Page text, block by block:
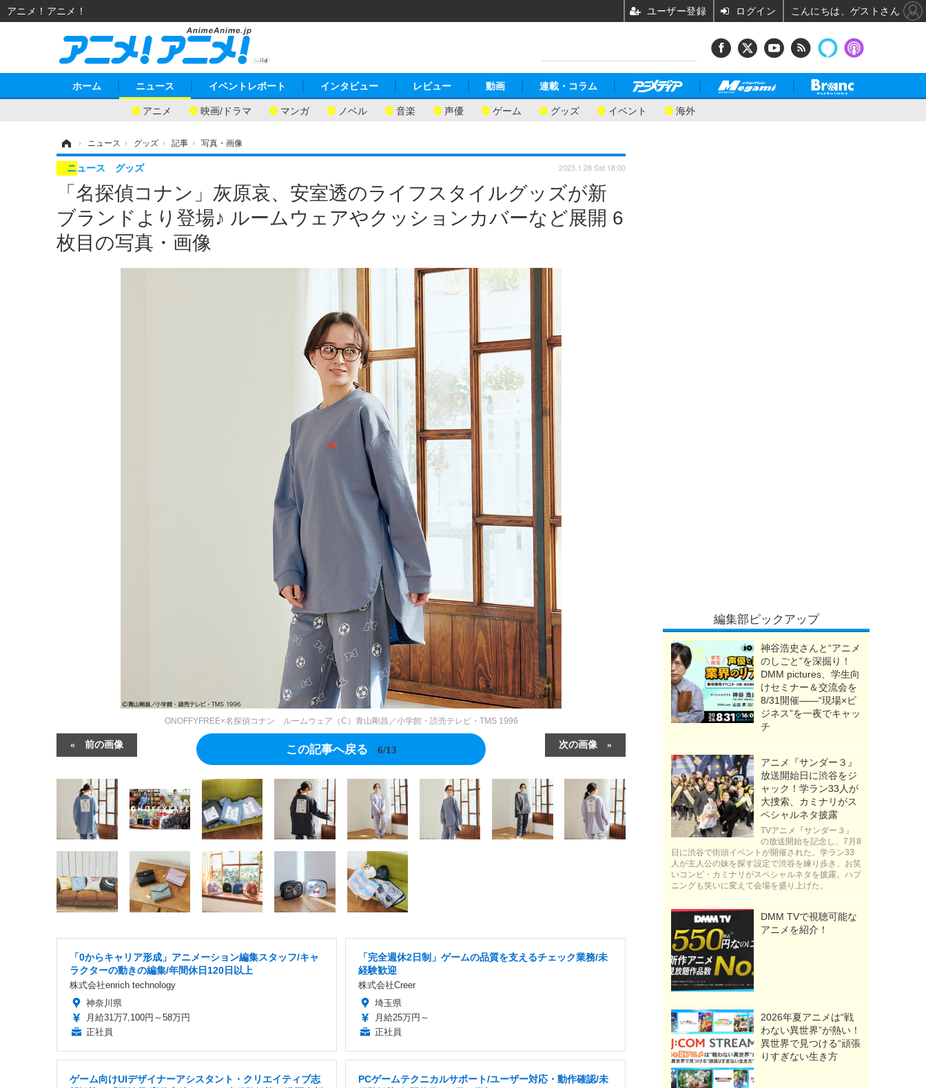
ホーム ニュース
アニメ 映画/ドラマ マンガ ノベル 音楽 声優 ゲーム グッズ イベント 海外
イベントレポート インタビュー レビュー 動画 連載・コラム
› ニュース › グッズ › 記事 › 写真・画像
「名探偵コナン」灰原哀、安室透のライフスタイルグッズが新
ブランドより登場♪ ルームウェアやクッションカバーなど展開 6
枚目の写真・画像
ニュース グッズ 2023.1.28 Sat 18:00
ONOFFYFREE×名探偵コナン ルームウェア（C）青山剛昌／小学館・読売テレビ・TMS 1996
前の画像 次の画像
この記事へ戻る 6/13
「0からキャリア形成」アニメーション編集スタッフ/キャ
ラクターの動きの編集/年間休日120日以上
株式会社enrich technology
神奈川県
月給31万7,100円～58万円
正社員
「完全週休2日制」ゲームの品質を支えるチェック業務/未
経験歓迎
株式会社Creer
埼玉県
月給25万円～
正社員
ゲーム向けUIデザイナーアシスタント・クリエイティブ志
PCゲームテクニカルサポート/ユーザー対応・動作確認/未
編集部ピックアップ
神谷浩史さんと“アニメ
のしごと”を深掘り！
DMM pictures、学生向
けセミナー＆交流会を
8/31開催――“現場×ビ
ジネス”を一夜でキャッ
チ
アニメ『サンダー３』
放送開始日に渋谷をジ
ャック！学ラン33人が
大捜索、カミナリがス
ペシャルネタ披露
TVアニメ『サンダー３』
の放送開始を記念し、7月8
日に渋谷で街頭イベントが開催された。学ラン33
人が主人公の妹を探す設定で渋谷を練り歩き、お笑
いコンビ・カミナリがスペシャルネタを披露。ハプ
ニングも笑いに変えて会場を盛り上げた。
DMM TVで視聴可能な
アニメを紹介！
2026年夏アニメは“戦
わない異世界”が熱い！
異世界で見つける“頑張
りすぎない生き方
アニメ！アニメ！ ユーザー登録 ログイン こんにちは、ゲストさん